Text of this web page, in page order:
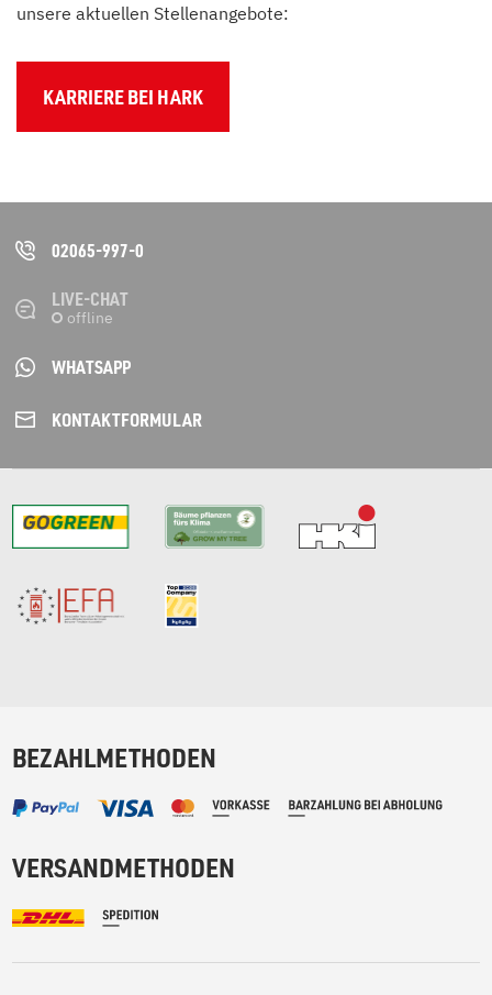
unsere aktuellen Stellenangebote:
KARRIERE BEI HARK
02065-997-0
LIVE-CHAT
WHATSAPP
KONTAKT­FORMULAR
BEZAHLMETHODEN
VERSANDMETHODEN